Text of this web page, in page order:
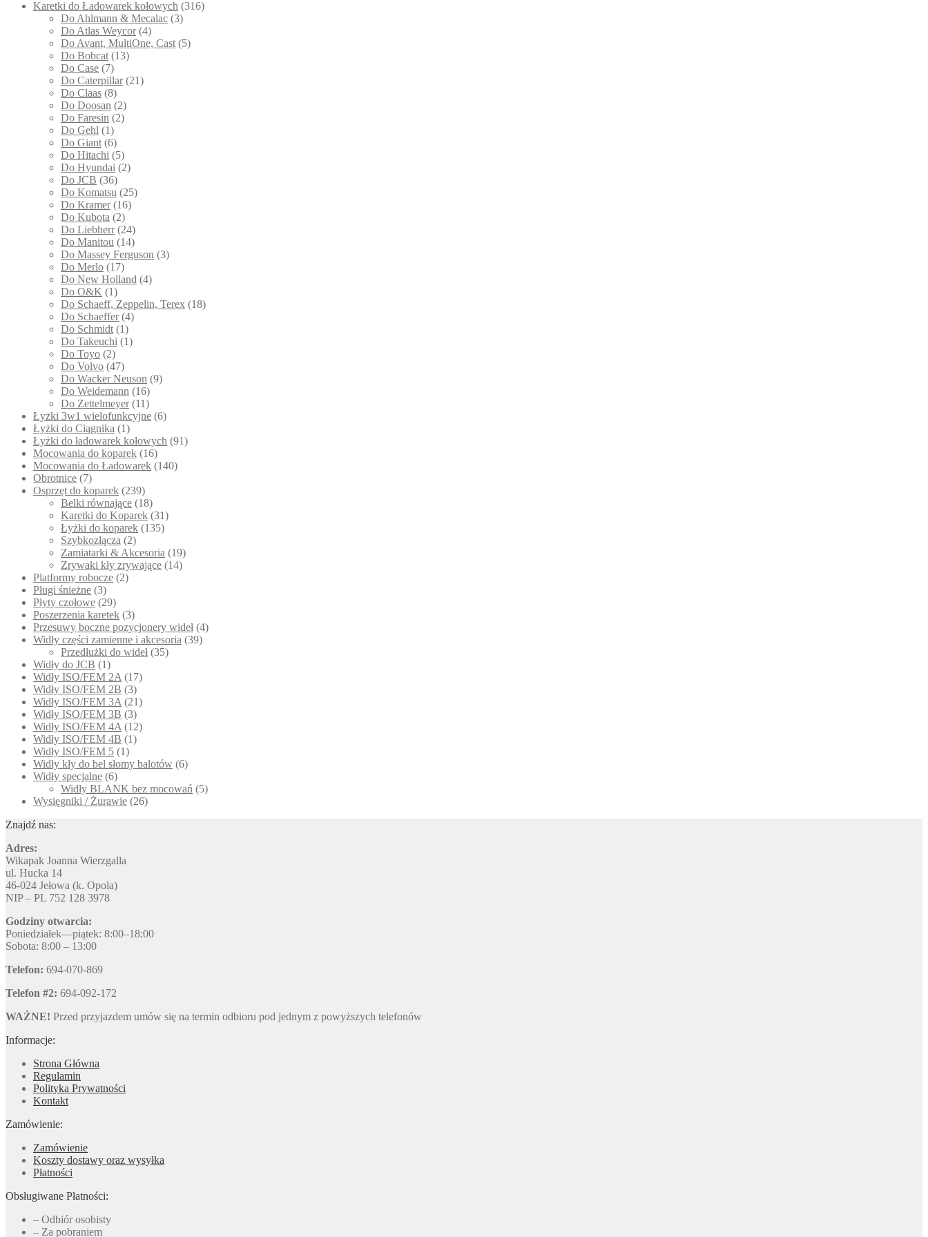
Karetki do Ładowarek kołowych (316)
Do Ahlmann & Mecalac (3)
Do Atlas Weycor (4)
Do Avant, MultiOne, Cast (5)
Do Bobcat (13)
Do Case (7)
Do Caterpillar (21)
Do Claas (8)
Do Doosan (2)
Do Faresin (2)
Do Gehl (1)
Do Giant (6)
Do Hitachi (5)
Do Hyundai (2)
Do JCB (36)
Do Komatsu (25)
Do Kramer (16)
Do Kubota (2)
Do Liebherr (24)
Do Manitou (14)
Do Massey Ferguson (3)
Do Merlo (17)
Do New Holland (4)
Do O&K (1)
Do Schaeff, Zeppelin, Terex (18)
Do Schaeffer (4)
Do Schmidt (1)
Do Takeuchi (1)
Do Toyo (2)
Do Volvo (47)
Do Wacker Neuson (9)
Do Weidemann (16)
Do Zettelmeyer (11)
Łyżki 3w1 wielofunkcyjne (6)
Łyżki do Ciągnika (1)
Łyżki do ładowarek kołowych (91)
Mocowania do koparek (16)
Mocowania do Ładowarek (140)
Obrotnice (7)
Osprzęt do koparek (239)
Belki równające (18)
Karetki do Koparek (31)
Łyżki do koparek (135)
Szybkozłącza (2)
Zamiatarki & Akcesoria (19)
Zrywaki kły zrywające (14)
Platformy robocze (2)
Pługi śnieżne (3)
Płyty czołowe (29)
Poszerzenia karetek (3)
Przesuwy boczne pozycjonery wideł (4)
Widły części zamienne i akcesoria (39)
Przedłużki do wideł (35)
Widły do JCB (1)
Widły ISO/FEM 2A (17)
Widły ISO/FEM 2B (3)
Widły ISO/FEM 3A (21)
Widły ISO/FEM 3B (3)
Widły ISO/FEM 4A (12)
Widły ISO/FEM 4B (1)
Widły ISO/FEM 5 (1)
Widły kły do bel słomy balotów (6)
Widły specjalne (6)
Widły BLANK bez mocowań (5)
Wysięgniki / Żurawie (26)
Znajdź nas:
Adres:
Wikapak Joanna Wierzgalla
ul. Hucka 14
46-024 Jełowa (k. Opola)
NIP – PL 752 128 3978
Godziny otwarcia:
Poniedziałek—piątek: 8:00–18:00
Sobota: 8:00 – 13:00
Telefon: 694-070-869
Telefon #2: 694-092-172
WAŻNE! Przed przyjazdem umów się na termin odbioru pod jednym z powyższych telefonów
Informacje:
Strona Główna
Regulamin
Polityka Prywatności
Kontakt
Zamówienie:
Zamówienie
Koszty dostawy oraz wysyłka
Płatności
Obsługiwane Płatności:
– Odbiór osobisty
– Za pobraniem